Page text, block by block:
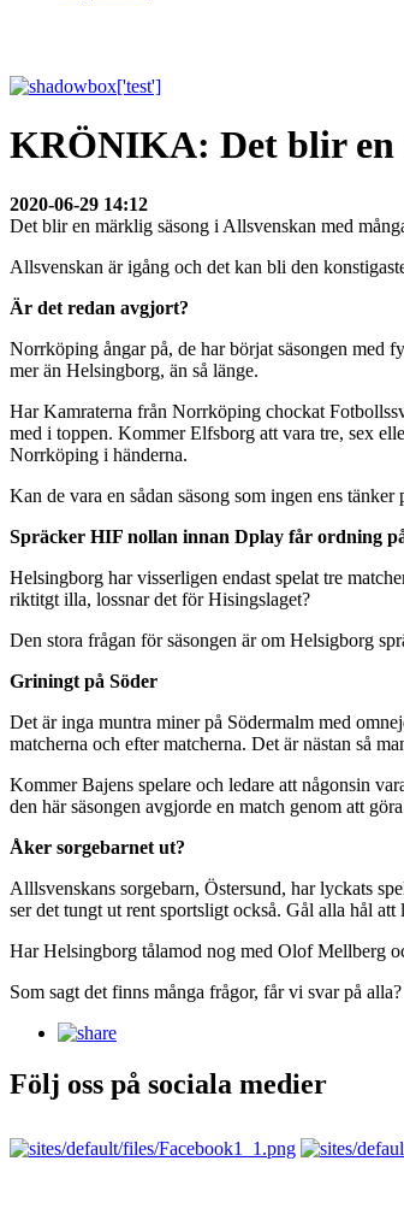
KRÖNIKA: Det blir en
2020-06-29 14:12
Det blir en märklig säsong i Allsvenskan med
Allsvenskan är igång och det kan bli den
Är det redan avgjort?
Norrköping ångar på, de har börjat säsongen med
mer än Helsingborg, än så länge.
Har Kamraterna från Norrköping chockat
med i toppen. Kommer Elfsborg att vara tre, sex
Norrköping i händerna.
Kan de vara en sådan säsong som ingen ens
Spräcker HIF nollan innan Dplay får ordning
Helsingborg har visserligen endast spelat tre
riktitgt illa, lossnar det för Hisingslaget?
Den stora frågan för säsongen är om Helsigborg
Griningt på Söder
Det är inga muntra miner på Södermalm med
matcherna och efter matcherna. Det är nästan så
Kommer Bajens spelare och ledare att någonsin
den här säsongen avgjorde en match genom att
Åker sorgebarnet ut?
Alllsvenskans sorgebarn, Östersund, har lyckats
ser det tungt ut rent sportsligt också. Gål alla hål att
Har Helsingborg tålamod nog med Olof Mellberg
Som sagt det finns många frågor, får vi svar på alla?
Följ oss på sociala medier